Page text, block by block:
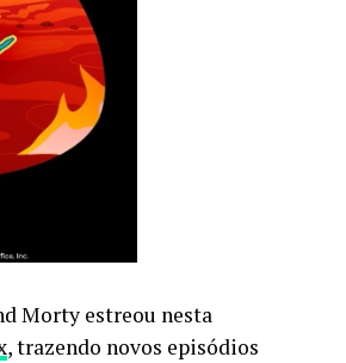
Morty estreou nesta
, trazendo novos episódios